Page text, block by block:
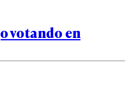
votando en